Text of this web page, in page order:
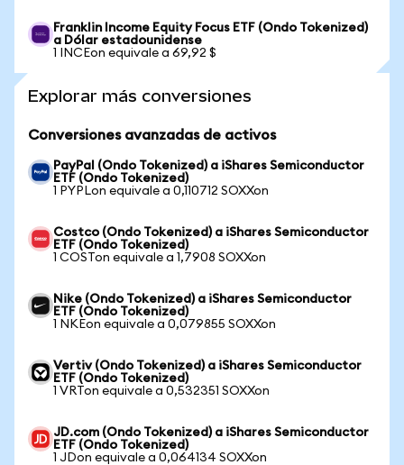
Franklin Income Equity Focus ETF (Ondo Tokenized)
a Dólar estadounidense
1 INCEon equivale a 69,92 $
Explorar más conversiones
Conversiones avanzadas de activos
PayPal (Ondo Tokenized) a iShares Semiconductor
ETF (Ondo Tokenized)
1 PYPLon equivale a 0,110712 SOXXon
Costco (Ondo Tokenized) a iShares Semiconductor
ETF (Ondo Tokenized)
1 COSTon equivale a 1,7908 SOXXon
Nike (Ondo Tokenized) a iShares Semiconductor
ETF (Ondo Tokenized)
1 NKEon equivale a 0,079855 SOXXon
Vertiv (Ondo Tokenized) a iShares Semiconductor
ETF (Ondo Tokenized)
1 VRTon equivale a 0,532351 SOXXon
JD.com (Ondo Tokenized) a iShares Semiconductor
ETF (Ondo Tokenized)
1 JDon equivale a 0,064134 SOXXon